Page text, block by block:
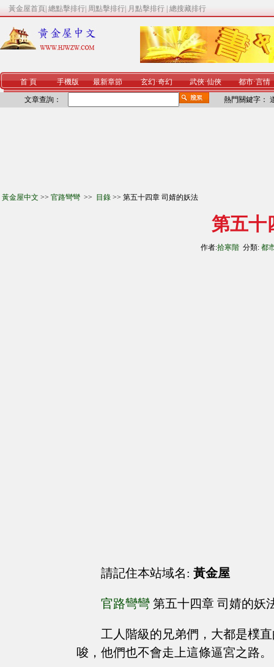
黃金屋首頁 總點擊排行 周點擊排行 月點擊排行 總搜藏排行
首 頁 手機版 最新章節 玄幻·奇幻 武俠·仙俠 都市·言情
文章查詢： 熱門關鍵字：
黃金屋中文 >> 官路彎彎 >> 目錄 >> 第五十四章 司婧的妖法
第五十
作者:拾寒階 分類: 都
請記住本站域名: 黃金屋
官路彎彎 第五十四章 司婧的妖
工人階級的兄弟們，大都是樸
唆，他們也不會走上這條逼宮之路。